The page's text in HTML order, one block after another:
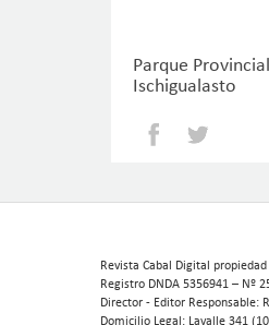
Parque Provincial
Ischigualasto
Revista Cabal Digital propiedad
Registro DNDA 5356941 – Nº
Director - Editor Responsable:
Domicilio Legal: Lavalle 341